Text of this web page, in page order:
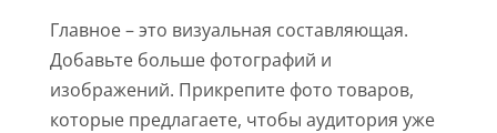
Главное – это визуальная составляющая.
Добавьте больше фотографий и
изображений. Прикрепите фото товаров,
которые предлагаете, чтобы аудитория уже